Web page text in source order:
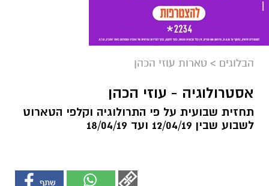
הבלוגים > טארות עוזי הכהן
אסטרולוגיה - עוזי הכהן
תחזית שבועית על פי התרולוגיה וקלפי הטארוט
לשבוע שבין 12/04/19 ועד 18/04/19